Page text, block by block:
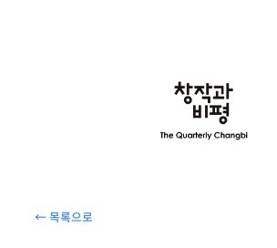
← 목록으로